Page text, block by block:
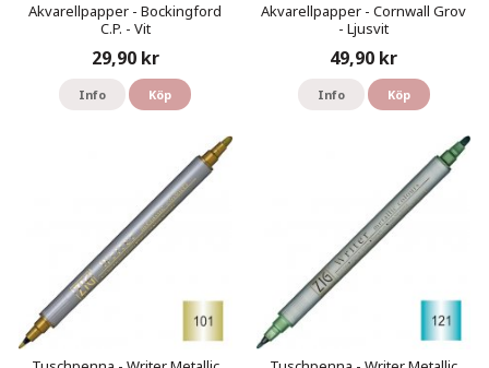
Akvarellpapper - Bockingford
C.P. - Vit
29,90 kr
Info Köp
Akvarellpapper - Cornwall Grov
- Ljusvit
49,90 kr
Info Köp